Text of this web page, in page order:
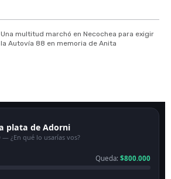
Una multitud marchó en Necochea para exigir
la Autovía 88 en memoria de Anita